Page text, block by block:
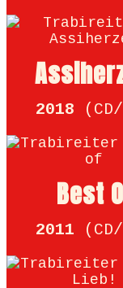
2018
Best
2011